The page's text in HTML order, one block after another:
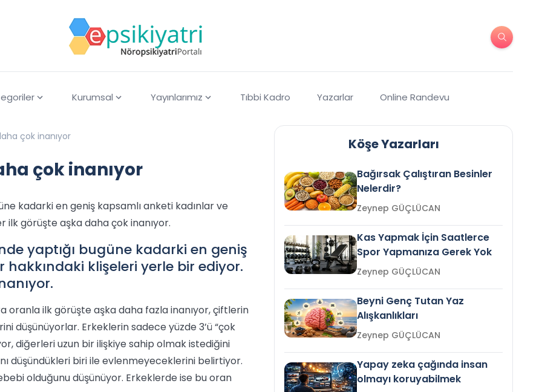
Kurumsal Yayınlarımız Tıbbi Kadro Yazarlar Online Randevu
çok inanıyor
çok inanıyor
kadarki en geniş kapsamlı anketi kadınlar ve
ilk görüşte aşka daha çok inanıyor.
yaptığı bugüne kadarki en geniş
klişeleri yerle bir ediyor.
oranla ilk görüşte aşka daha fazla inanıyor, çiftlerin
düşünüyorlar. Erkeklerin sadece yüzde 3’ü “çok
diğerleri uzun bir ilişkiye sahip olmak istediğini
düşündükleri biri ile evlenmeyeceklerini belirtiyor.
olduğunu düşünüyor. Erkeklerde ise bu oran
Köşe Yazarları
Bağırsak Çalıştıran Besinler
Nelerdir?
Zeynep GÜÇLÜCAN
Kas Yapmak İçin Saatlerce
Spor Yapmanıza Gerek Yok
Zeynep GÜÇLÜCAN
Beyni Genç Tutan Yaz
Alışkanlıkları
Zeynep GÜÇLÜCAN
Yapay zeka çağında insan
olmayı koruyabilmek